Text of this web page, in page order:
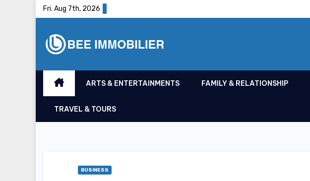
Fri. Aug 7th, 2026
ARTS & ENTERTAINMENTS FAMILY & RELATIONSHIP
TRAVEL & TOURS
BUSINESS